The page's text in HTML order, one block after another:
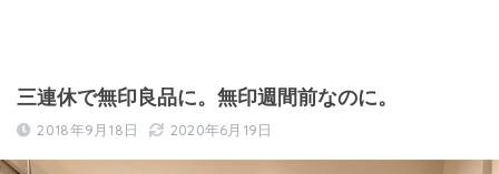
三連休で無印良品に。無印週間前なのに。
2018年9月18日 2020年6月19日